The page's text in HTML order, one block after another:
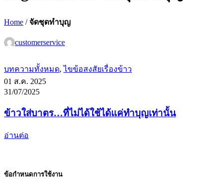
Home /จัดชุดทำบุญ
customerservice
บทความทั้งหมด,ไขข้อสงสัยเรื่องข้าว
01 ส.ค. 2025
31/07/2025
ข้าวใส่บาตร…ที่ไม่ได้ใช้ได้แค่ทำบุญเท่านั้น
อ่านต่อ
ข้อกำหนดการใช้งาน